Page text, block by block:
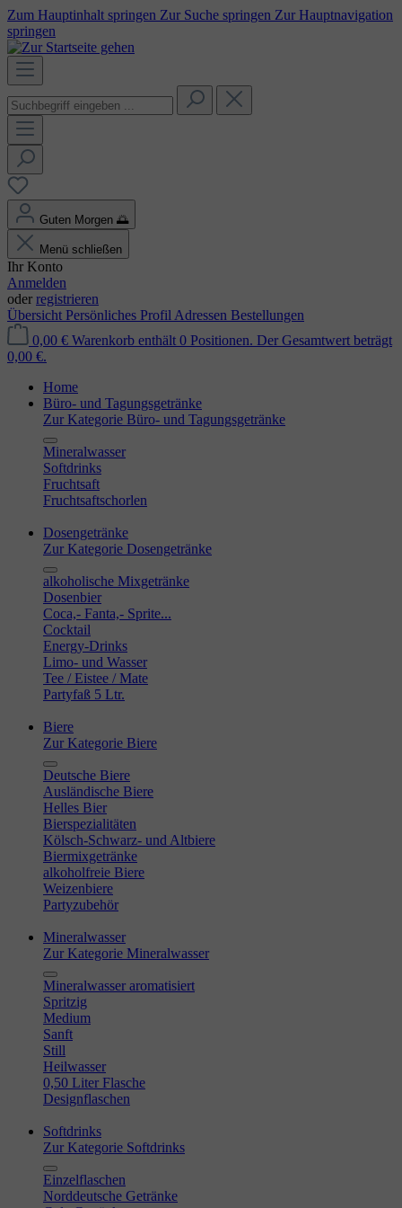
Zum Hauptinhalt springen Zur Suche springen Zur Hauptnavigation
springen
Guten Morgen 🌅
Menü schließen
Ihr Konto
Anmelden
oder registrieren
Übersicht Persönliches Profil Adressen Bestellungen
0,00 € Warenkorb enthält 0 Positionen. Der Gesamtwert beträgt
0,00 €.
Home
Büro- und Tagungsgetränke
Zur Kategorie Büro- und Tagungsgetränke
Mineralwasser
Softdrinks
Fruchtsaft
Fruchtsaftschorlen
Dosengetränke
Zur Kategorie Dosengetränke
alkoholische Mixgetränke
Dosenbier
Coca,- Fanta,- Sprite...
Cocktail
Energy-Drinks
Limo- und Wasser
Tee / Eistee / Mate
Partyfaß 5 Ltr.
Biere
Zur Kategorie Biere
Deutsche Biere
Ausländische Biere
Helles Bier
Bierspezialitäten
Kölsch-Schwarz- und Altbiere
Biermixgetränke
alkoholfreie Biere
Weizenbiere
Partyzubehör
Mineralwasser
Zur Kategorie Mineralwasser
Mineralwasser aromatisiert
Spritzig
Medium
Sanft
Still
Heilwasser
0,50 Liter Flasche
Designflaschen
Softdrinks
Zur Kategorie Softdrinks
Einzelflaschen
Norddeutsche Getränke